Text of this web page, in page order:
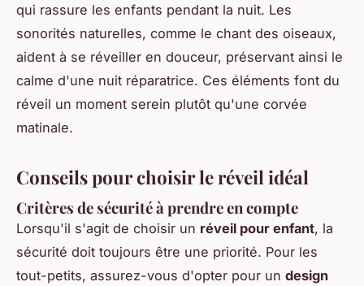
qui rassure les enfants pendant la nuit. Les
sonorités naturelles, comme le chant des oiseaux,
aident à se réveiller en douceur, préservant ainsi le
calme d'une nuit réparatrice. Ces éléments font du
réveil un moment serein plutôt qu'une corvée
matinale.
Conseils pour choisir le réveil idéal
Critères de sécurité à prendre en compte
Lorsqu'il s'agit de choisir un réveil pour enfant, la
sécurité doit toujours être une priorité. Pour les
tout-petits, assurez-vous d'opter pour un design